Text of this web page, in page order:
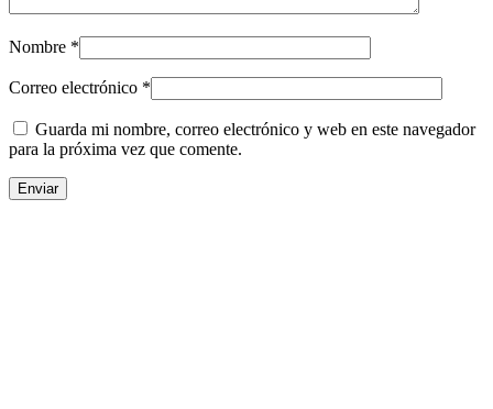
Nombre *
Correo electrónico *
Guarda mi nombre, correo electrónico y web en este navegador
para la próxima vez que comente.